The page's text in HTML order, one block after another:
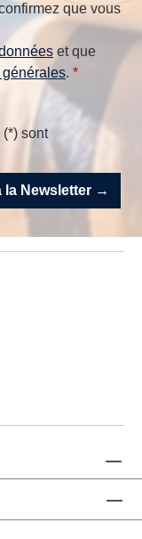
que vous
et que
. *
sont
la Newsletter →